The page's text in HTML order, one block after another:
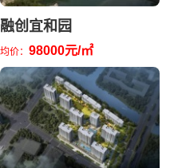
融创宜和园
均价： 98000元/㎡